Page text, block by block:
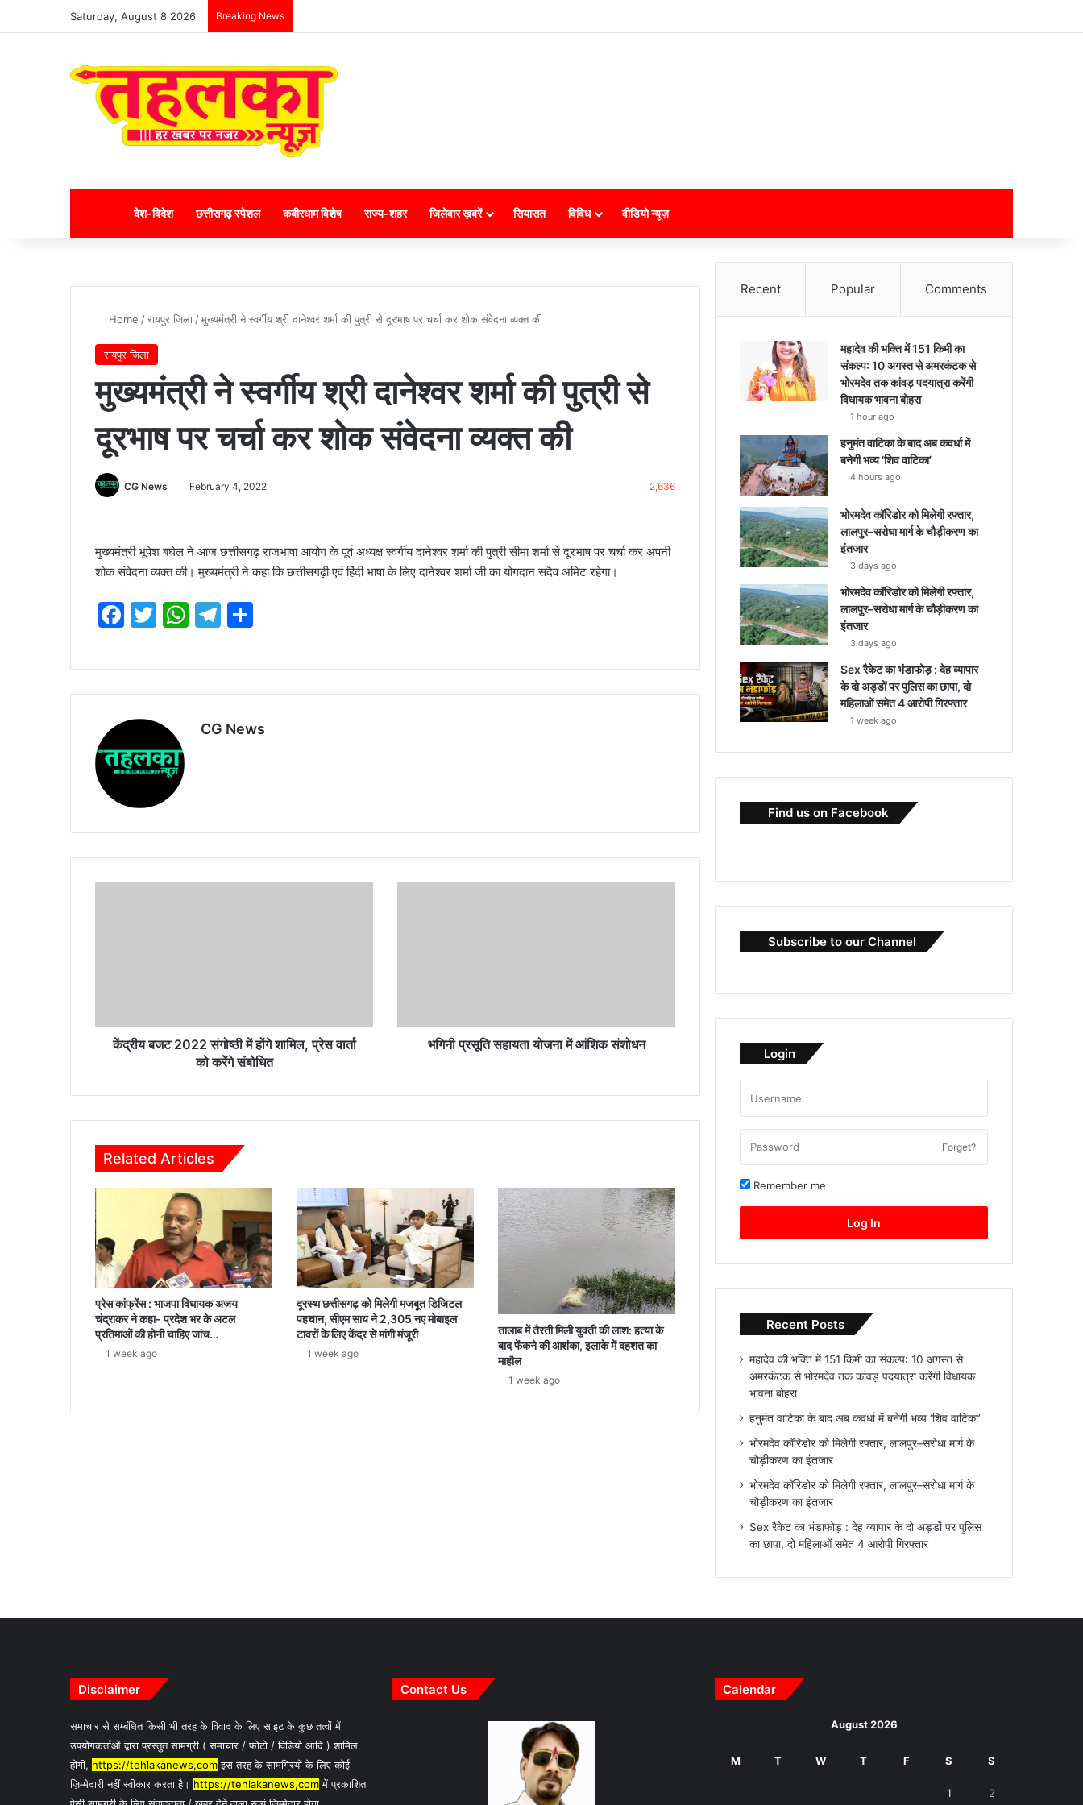
Saturday, August 8 2026 Breaking News
Homeदेश-विदेश छत्तीसगढ़ स्पेशल कबीरधाम विशेष राज्य-शहर जिलेवार ख़बरें सियासत विविध वीडियो न्यूज़
Home /रायपुर जिला /मुख्यमंत्री ने स्वर्गीय श्री दानेश्वर शर्मा की पुत्री से दूरभाष पर चर्चा कर शोक संवेदना व्यक्त की
रायपुर जिला
मुख्यमंत्री ने स्वर्गीय श्री दानेश्वर शर्मा की पुत्री से
दूरभाष पर चर्चा कर शोक संवेदना व्यक्त की
CG News February 4, 2022 2,636
मुख्यमंत्री भूपेश बघेल ने आज छत्तीसगढ़ राजभाषा आयोग के पूर्व अध्यक्ष स्वर्गीय दानेश्वर शर्मा की पुत्री सीमा शर्मा से दूरभाष पर चर्चा कर अपनी
शोक संवेदना व्यक्त की। मुख्यमंत्री ने कहा कि छत्तीसगढ़ी एवं हिंदी भाषा के लिए दानेश्वर शर्मा जी का योगदान सदैव अमिट रहेगा।
F
c
e
b
o
o
T
itt
er
W
at
s
A
p
T
e
gr
a
m
ar
e
CG News
वार्ता
केंद्रीय बजट 2022 संगोष्ठी में होंगे शामिल, प्रेस वार्ता
को करेंगे संबोधित
भगिनी प्रसूति सहायता योजना में आंशिक संशोधन
Related Articles
प्रेस कांफ्रेंस : भाजपा विधायक अजय
चंद्राकर ने कहा- प्रदेश भर के अटल
प्रतिमाओं की होनी चाहिए जांच…
1 week ago
दूरस्थ छत्तीसगढ़ को मिलेगी मजबूत डिजिटल
पहचान, सीएम साय ने 2,305 नए मोबाइल
टावरों के लिए केंद्र से मांगी मंजूरी
1 week ago
तालाब में तैरती मिली युवती की लाश: हत्या के
बाद फेंकने की आशंका, इलाके में दहशत का
माहौल
1 week ago
Recent Popular Comments
महादेव की भक्ति में 151 किमी का
संकल्प: 10 अगस्त से अमरकंटक से
भोरमदेव तक कांवड़ पदयात्रा करेंगी
विधायक भावना बोहरा
1 hour ago
हनुमंत वाटिका के बाद अब कवर्धा में
बनेगी भव्य ‘शिव वाटिका’
4 hours ago
भोरमदेव कॉरिडोर को मिलेगी रफ्तार,
लालपुर–सरोधा मार्ग के चौड़ीकरण का
इंतजार
3 days ago
भोरमदेव कॉरिडोर को मिलेगी रफ्तार,
लालपुर–सरोधा मार्ग के चौड़ीकरण का
इंतजार
3 days ago
Sex रैकेट का भंडाफोड़ : देह व्यापार
के दो अड्डों पर पुलिस का छापा, दो
महिलाओं समेत 4 आरोपी गिरफ्तार
1 week ago
Find us on Facebook
Subscribe to our Channel
Login
Forget?
Remember me
Log In
Recent Posts
महादेव की भक्ति में 151 किमी का संकल्प: 10 अगस्त से
अमरकंटक से भोरमदेव तक कांवड़ पदयात्रा करेंगी विधायक
भावना बोहरा
हनुमंत वाटिका के बाद अब कवर्धा में बनेगी भव्य ‘शिव वाटिका’
भोरमदेव कॉरिडोर को मिलेगी रफ्तार, लालपुर–सरोधा मार्ग के
चौड़ीकरण का इंतजार
भोरमदेव कॉरिडोर को मिलेगी रफ्तार, लालपुर–सरोधा मार्ग के
चौड़ीकरण का इंतजार
Sex रैकेट का भंडाफोड़ : देह व्यापार के दो अड्डों पर पुलिस
का छापा, दो महिलाओं समेत 4 आरोपी गिरफ्तार
Disclaimer
समाचार से सम्बंधित किसी भी तरह के विवाद के लिए साइट के कुछ तत्वों में
उपयोगकर्ताओं द्वारा प्रस्तुत सामग्री ( समाचार / फोटो / विडियो आदि ) शामिल
होगी, https://tehlakanews,comइस तरह के सामग्रियों के लिए कोई
ज़िम्मेदारी नहीं स्वीकार करता है। https://tehlakanews,comमें प्रकाशित
Contact Us Calendar
August 2026
M T W T F S S
1 2